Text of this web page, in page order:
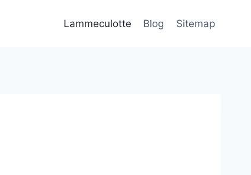
Lammeculotte Blog Sitemap